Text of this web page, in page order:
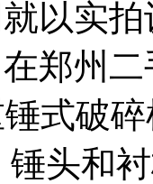
以实
郑州
式破
锤头和